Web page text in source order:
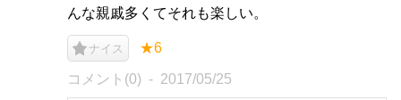
んな親戚多くてそれも楽しい。
ナイス ★6
コメント(0) 2017/05/25